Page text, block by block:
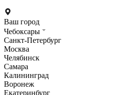
Ваш город
Чебоксары
Санкт-Петербург
Москва
Челябинск
Самара
Калининград
Воронеж
Екатеринбург